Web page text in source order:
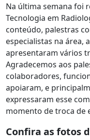
Na última semana foi
Tecnologia em
conteúdo, palestras
especialistas na área,
apresentaram vários
Agradecemos aos
colaboradores,
apoiaram, e
expressaram esse
momento de troca de
Confira as fotos